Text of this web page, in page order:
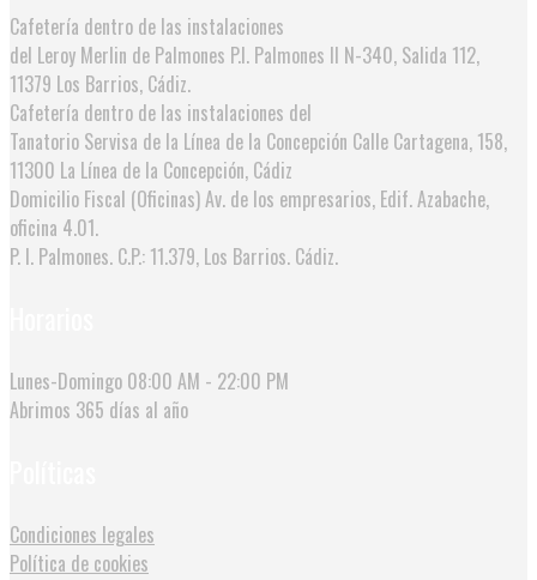
Cafetería dentro de las instalaciones
del Leroy Merlin de Palmones P.I. Palmones II N-340, Salida 112,
11379 Los Barrios, Cádiz.
Cafetería dentro de las instalaciones del
Tanatorio Servisa de la Línea de la Concepción Calle Cartagena, 158,
11300 La Línea de la Concepción, Cádiz
Domicilio Fiscal (Oficinas)Av. de los empresarios, Edif. Azabache,
oficina 4.01.
P. I. Palmones. C.P.: 11.379, Los Barrios. Cádiz.
Lunes-Domingo 08:00 AM - 22:00 PM
Abrimos 365 días al año
Condiciones legales
Política de cookies